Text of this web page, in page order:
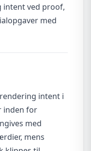
intent ved proof,
med
intent i
inden for
med
mens